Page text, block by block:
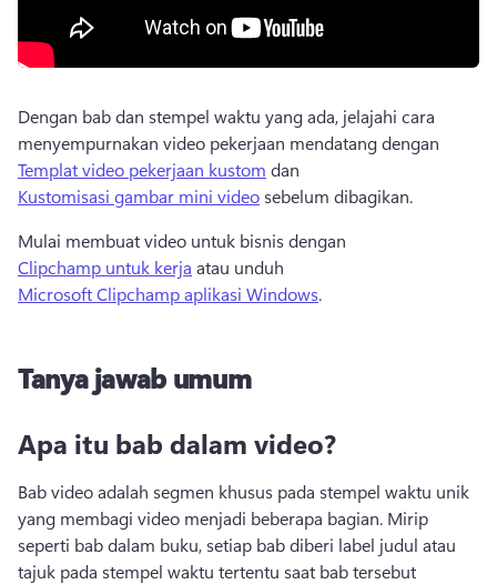
Dengan bab dan stempel waktu yang ada, jelajahi cara
menyempurnakan video pekerjaan mendatang dengan
Templat video pekerjaan kustom dan
Kustomisasi gambar mini video sebelum dibagikan.
Mulai membuat video untuk bisnis dengan
Clipchamp untuk kerja atau unduh
Microsoft Clipchamp aplikasi Windows.
Tanya jawab umum
Apa itu bab dalam video?
Bab video adalah segmen khusus pada stempel waktu unik
yang membagi video menjadi beberapa bagian. Mirip
seperti bab dalam buku, setiap bab diberi label judul atau
tajuk pada stempel waktu tertentu saat bab tersebut